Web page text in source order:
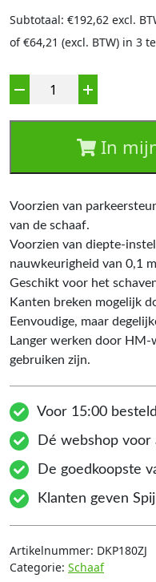
Subtotaal: €192,62 excl.
of €64,21 (excl. BTW) in 3
In
Voorzien van
van de schaaf.
Voorzien van diepte-
nauwkeurigheid van 0,1
Geschikt voor het
Kanten breken mogelijk
Eenvoudige, maar
Langer werken door HM-
gebruiken zijn.
Voor 15:00
Dé webshop voor
De goedkoopste
Klanten geven
Artikelnummer: DKP180ZJ
Categorie: Schaaf